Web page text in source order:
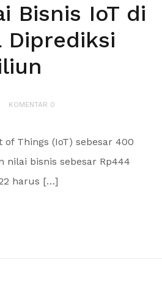
Bisnis IoT di
Diprediksi
KOMENTAR 0
Things (IoT) sebesar 400
nilai bisnis sebesar Rp444
harus […]